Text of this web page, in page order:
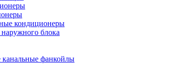
кондиционеры
блока
канальные фанкойлы